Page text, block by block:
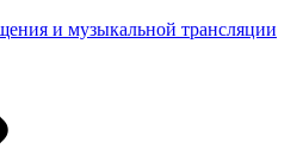
и музыкальной трансляции